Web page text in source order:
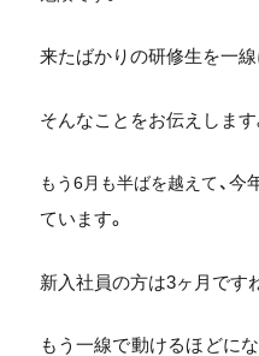
来たばかりの研修生を一線
そんなことをお伝えします
もう6月も半ばを越えて、 今
ています。
新入社員の方は3ヶ月です
もう一線で動けるほどに